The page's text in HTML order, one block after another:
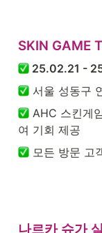
SKIN GAME
25.02.21 -
서울 성동구
AHC 스킨게
여 기회 제공
모든 방문 고
나르카 슈가